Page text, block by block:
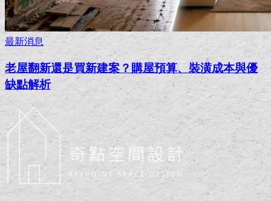
最新消息
老屋翻新還是買新建案？購屋預算、裝潢成本與優
缺點解析